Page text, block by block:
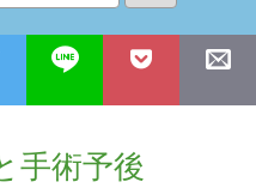
手術予後